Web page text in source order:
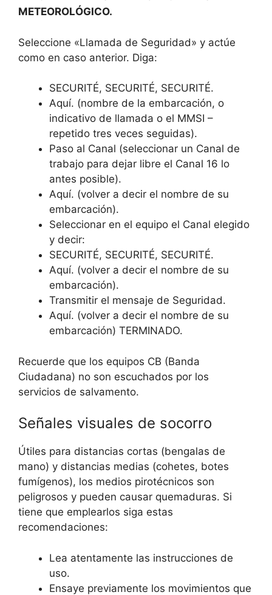
METEOROLÓGICO.
Seleccione «Llamada de Seguridad» y actúe
como en caso anterior. Diga:
SECURITÉ, SECURITÉ, SECURITÉ.
Aquí. (nombre de la embarcación, o
indicativo de llamada o el MMSI –
repetido tres veces seguidas).
Paso al Canal (seleccionar un Canal de
trabajo para dejar libre el Canal 16 lo
antes posible).
Aquí. (volver a decir el nombre de su
embarcación).
Seleccionar en el equipo el Canal elegido
y decir:
SECURITÉ, SECURITÉ, SECURITÉ.
Aquí. (volver a decir el nombre de su
embarcación).
Transmitir el mensaje de Seguridad.
Aquí. (volver a decir el nombre de su
embarcación) TERMINADO.
Recuerde que los equipos CB (Banda
Ciudadana) no son escuchados por los
servicios de salvamento.
Señales visuales de socorro
Útiles para distancias cortas (bengalas de
mano) y distancias medias (cohetes, botes
fumígenos), los medios pirotécnicos son
peligrosos y pueden causar quemaduras. Si
tiene que emplearlos siga estas
recomendaciones:
Lea atentamente las instrucciones de
uso.
Ensaye previamente los movimientos que